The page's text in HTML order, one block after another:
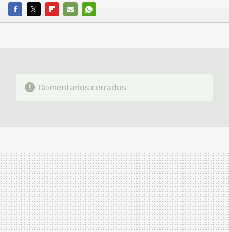
FACEBOOK
TWITTERFLIPBOARD
E-
WHATSAPP
Comentarios cerrados